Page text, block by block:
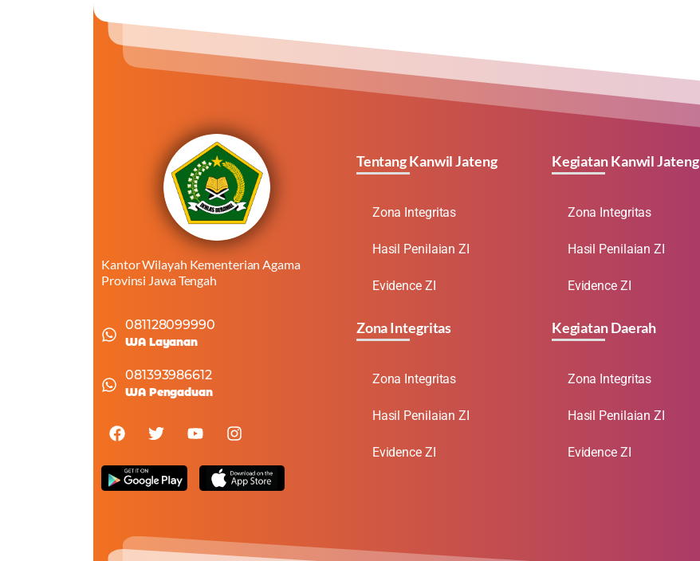
Kantor Wilayah Kementerian Agama
Provinsi Jawa Tengah
081128099990
WA Layanan
081393986612
WA Pengaduan
Tentang Kanwil Jateng
Zona Integritas
Hasil Penilaian ZI
Evidence ZI
Zona Integritas
Zona Integritas
Hasil Penilaian ZI
Evidence ZI
Kegiatan Kanwil Jateng
Zona Integritas
Hasil Penilaian ZI
Evidence ZI
Kegiatan Daerah
Zona Integritas
Hasil Penilaian ZI
Evidence ZI